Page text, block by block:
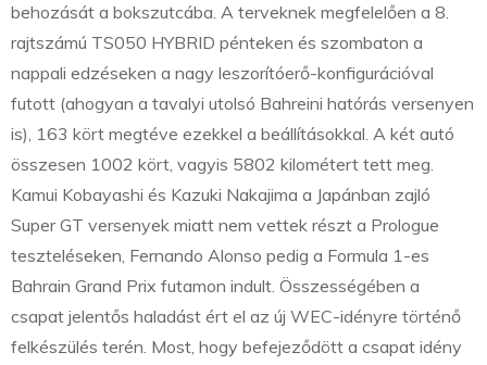
behozását a bokszutcába. A terveknek megfelelően a 8.
rajtszámú TS050 HYBRID pénteken és szombaton a
nappali edzéseken a nagy leszorítóerő-konfigurációval
futott (ahogyan a tavalyi utolsó Bahreini hatórás versenyen
is), 163 kört megtéve ezekkel a beállításokkal. A két autó
összesen 1002 kört, vagyis 5802 kilométert tett meg.
Kamui Kobayashi és Kazuki Nakajima a Japánban zajló
Super GT versenyek miatt nem vettek részt a Prologue
teszteléseken, Fernando Alonso pedig a Formula 1-es
Bahrain Grand Prix futamon indult. Összességében a
csapat jelentős haladást ért el az új WEC-idényre történő
felkészülés terén. Most, hogy befejeződött a csapat idény